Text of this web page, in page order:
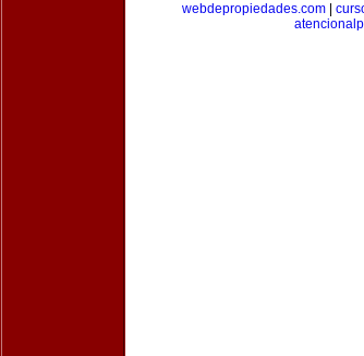
webdepropiedades.com|